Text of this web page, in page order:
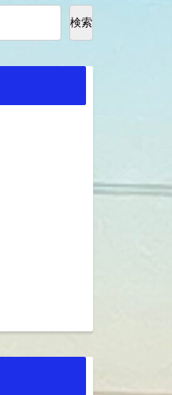
検索